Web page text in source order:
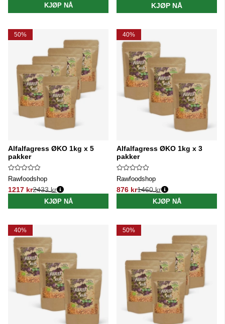
KJØP NÅ
KJØP NÅ
50%
Alfalfagress ØKO 1kg x 5
pakker
Rawfoodshop
1217 kr
Vanlig pris:2433 kr
KJØP NÅ
40%
Alfalfagress ØKO 1kg x 3
pakker
Rawfoodshop
876 kr
Vanlig pris:
1460 kr
KJØP NÅ
40% 50%